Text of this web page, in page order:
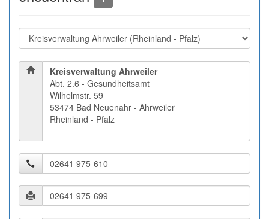
Kreisverwaltung Ahrweiler
Abt. 2.6 - Gesundheitsamt
Wilhelmstr. 59
53474 Bad Neuenahr - Ahrweiler
Rheinland - Pfalz